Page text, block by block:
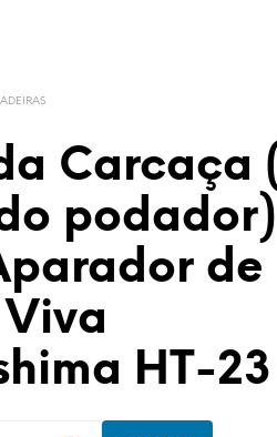
Carcaça (
podador)
de
HT-23